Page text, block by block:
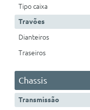
Tipo caixa
Travões
Dianteiros
Traseiros
Chassis
Transmissão